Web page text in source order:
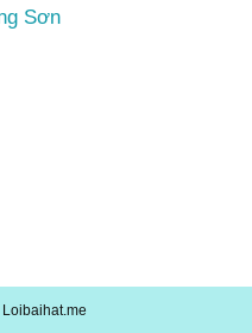
Sơn
Loibaihat.me